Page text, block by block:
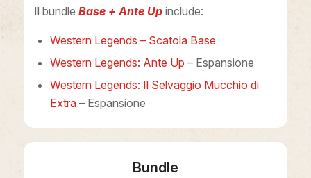
Il bundle Base + Ante Upinclude:
Western Legends – Scatola Base
Western Legends: Ante Up – Espansione
Western Legends: Il Selvaggio Mucchio di
Extra– Espansione
Bundle